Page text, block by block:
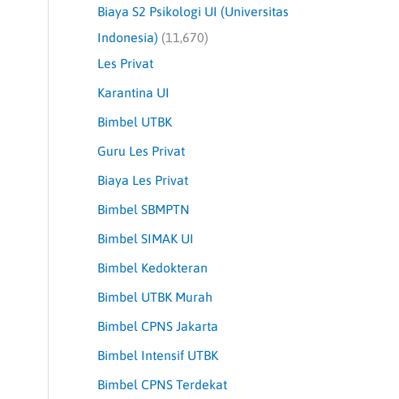
Biaya S2 Psikologi UI (Universitas
Indonesia) (11,670)
Les Privat
Karantina UI
Bimbel UTBK
Guru Les Privat
Biaya Les Privat
Bimbel SBMPTN
Bimbel SIMAK UI
Bimbel Kedokteran
Bimbel UTBK Murah
Bimbel CPNS Jakarta
Bimbel Intensif UTBK
Bimbel CPNS Terdekat